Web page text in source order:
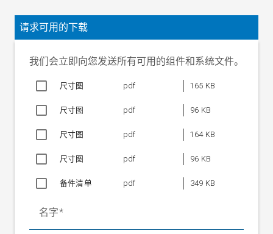
磁滞
非线性
±.15 %
重复精度
±.1 %
测量原理
应变片全桥
应变片桥的标称电
4x350 Ohm
目标特性值
2 mV / V
输出电压
0 至 20 mV（针对 FN 和 UB 10
V）
机械止挡
1.1xFN（0 至 22 mV 和 UB 10
目标测量行程
轴向剪力
不允许
请求可用的下载
我们会立即向您发送所有可用的组件和系统文件。
尺寸图 pdf 165 KB
尺寸图 pdf 96 KB
尺寸图 pdf 164 KB
尺寸图 pdf 96 KB
备件清单 pdf 349 KB
名字